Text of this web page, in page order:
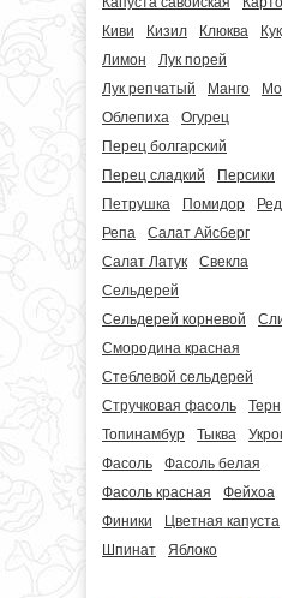
Киви
Кизил Клюква
Лимон
Лук порей
Лук репчатый
Манго
Облепиха
Огурец
Перец болгарский
Перец сладкий
Персики
Петрушка
Помидор
Репа
Салат Айсберг
Салат Латук
Свекла
Сельдерей
Сельдерей корневой
Смородина красная
Стеблевой сельдерей
Стручковая фасоль
Терн
Топинамбур
Тыква
Фасоль
Фасоль белая
Фасоль красная
Фейхоа
Финики
Цветная капуста
Шпинат
Яблоко